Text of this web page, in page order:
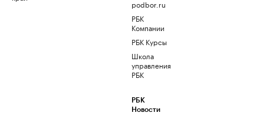
podbor.ru
РБК
Компании
РБК Курсы
Школа
управления
РБК
РБК
Новости